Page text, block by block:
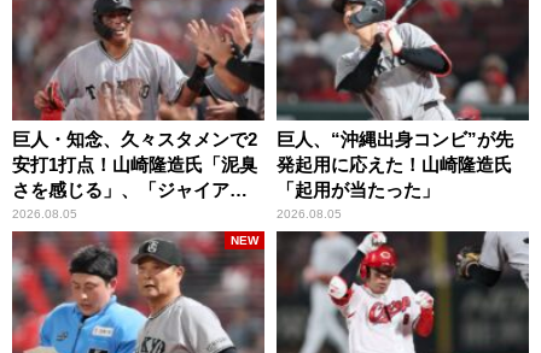
巨人・知念、久々スタメンで2
安打1打点！山崎隆造氏「泥臭
さを感じる」、「ジャイアン
ツには少ないタイプ」
2026.08.05
巨人、“沖縄出身コンビ”が先
発起用に応えた！山崎隆造氏
「起用が当たった」
2026.08.05
NEW